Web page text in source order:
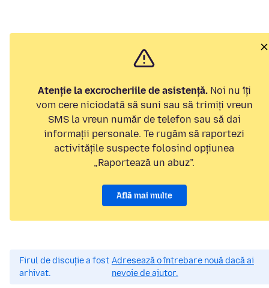
Atenție la excrocheriile de asistență.Noi nu îți
vom cere niciodată să suni sau să trimiți vreun
SMS la vreun număr de telefon sau să dai
informații personale. Te rugăm să raportezi
activitățile suspecte folosind opțiunea
„Raportează un abuz”.
Află mai multe
Firul de discuție a fost
arhivat.
Adresează o întrebare nouă dacă ai
nevoie de ajutor.